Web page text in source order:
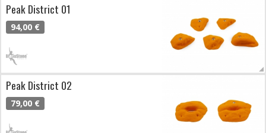
Peak District 01
94,00 €
Peak District 02
79,00 €